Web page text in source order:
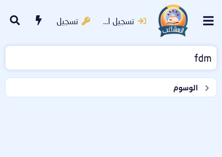
تسجيل الدخول تسجيل
fdm
الوسوم